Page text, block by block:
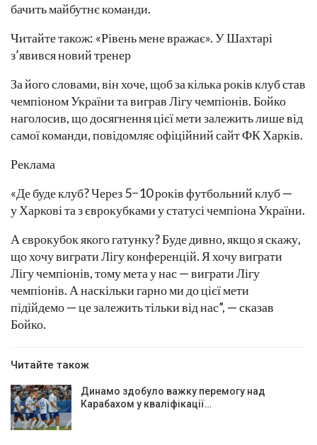
бачить майбутнє команди.
Читайте також: «Рівень мене вражає». У Шахтарі
з’явився новий тренер
За його словами, він хоче, щоб за кілька років клуб став
чемпіоном України та виграв Лігу чемпіонів. Бойко
наголосив, що досягнення цієї мети залежить лише від
самої команди, повідомляє офіційний сайт ФК Харків.
Реклама
«Де буде клуб? Через 5−10 років футбольний клуб —
у Харкові та з єврокубками у статусі чемпіона України.
А єврокубок якого гатунку? Буде дивно, якщо я скажу,
що хочу виграти Лігу конференцій. Я хочу виграти
Лігу чемпіонів, тому мета у нас — виграти Лігу
чемпіонів. А наскільки гарно ми до цієї мети
підійдемо — це залежить тільки від нас”, — сказав
Бойко.
Читайте також
Динамо здобуло важку перемогу над
Карабахом у кваліфікації…